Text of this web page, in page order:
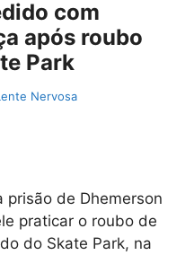
com
após roubo
Park
Nervosa
prisão de Dhemerson
praticar o roubo de
do Skate Park, na